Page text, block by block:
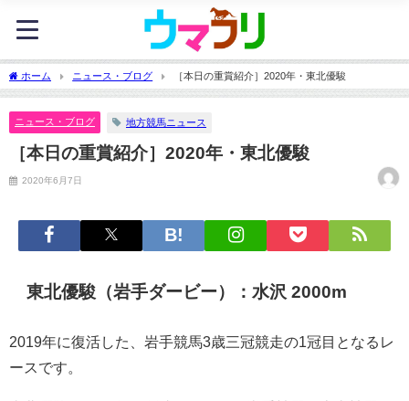
ホーム ニュース・ブログ ［本日の重賞紹介］2020年・東北優駿
ニュース・ブログ 地方競馬ニュース
［本日の重賞紹介］2020年・東北優駿
2020年6月7日
東北優駿（岩手ダービー）：水沢 2000m
2019年に復活した、岩手競馬3歳三冠競走の1冠目となるレ
ースです。